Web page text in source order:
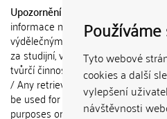
Tyto webové
cookies a další
vylepšení
návštěvnosti
Upozornění / Notice:
informace nemohou být použity k
výdělečným účelům nebo vydávány
za studijní, vědeckou nebo jinou
tvůrčí činnost jiné osoby než
/ Any retrieved information shall
be used for any commercial
purposes or claimed as results of